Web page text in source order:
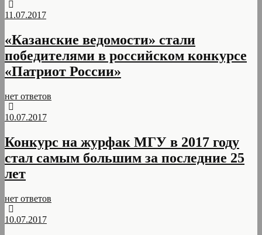
11.07.2017
«Казанские ведомости» стали
победителями в российском конкурсе
«Патриот России»
нет ответов
10.07.2017
Конкурс на журфак МГУ в 2017 году
стал самым большим за последние 25
лет
нет ответов
10.07.2017